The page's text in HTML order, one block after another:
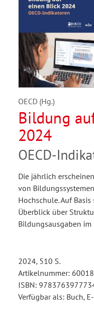
OECD (Hg.)
Bildung
2024
OECD-
Die jährlich
von
Hochschule. Auf
Überblick über
Bildungsausgaben im
2024, 510 S.
Artikelnummer:
ISBN:
Verfügbar als: Buch,